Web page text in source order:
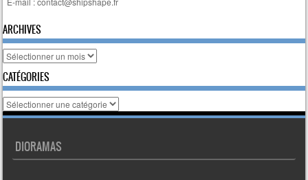
ARCHIVES
Archives
CATÉGORIES
Catégories
DIORAMAS